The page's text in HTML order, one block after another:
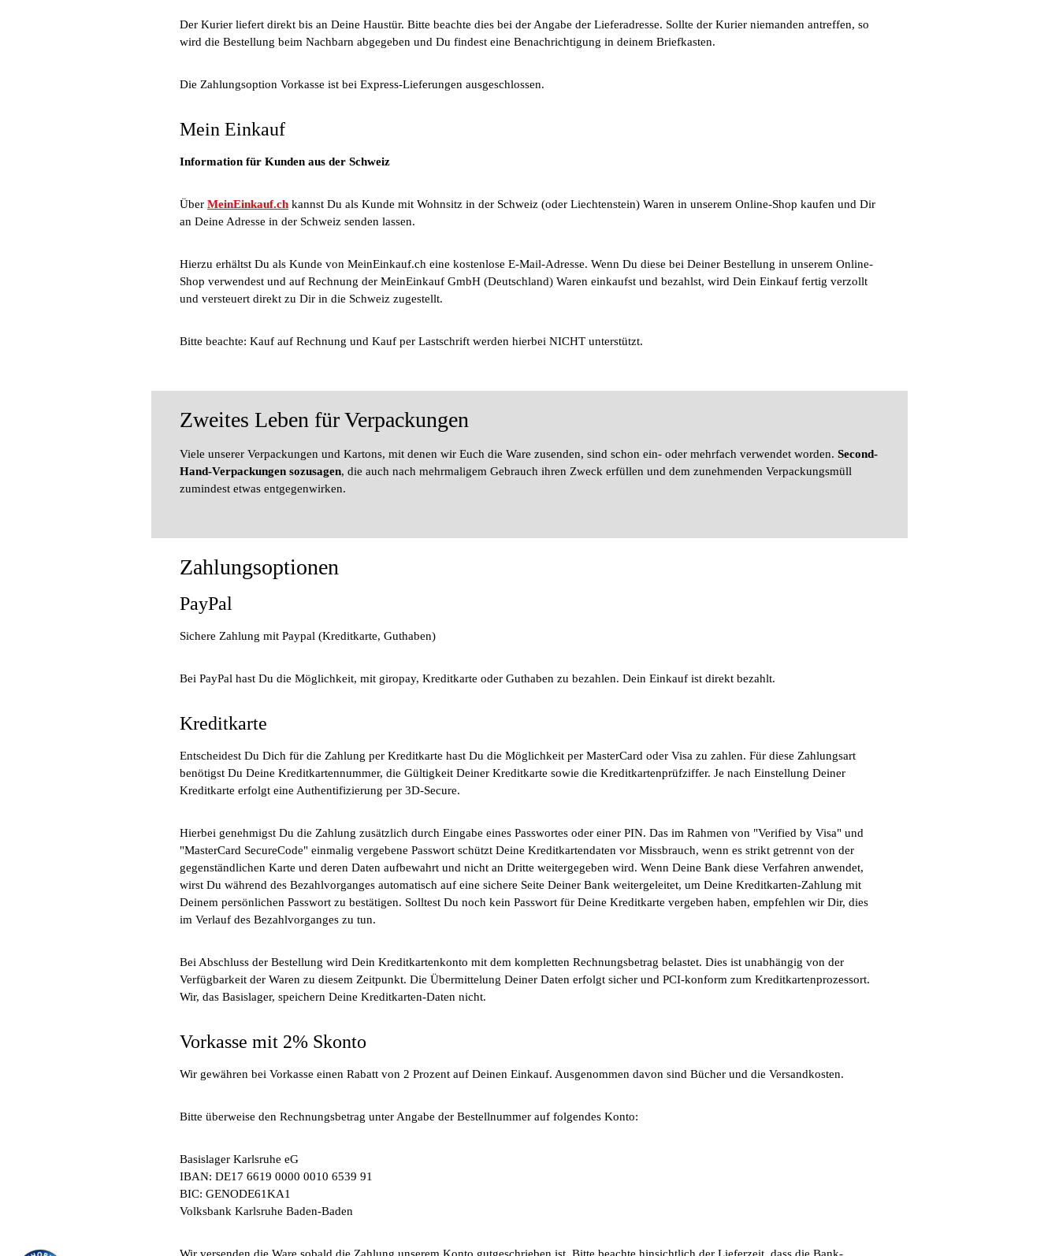
Der Kurier liefert direkt bis an Deine Haustür. Bitte beachte dies bei der Angabe der Lieferadresse. Sollte der Kurier niemanden antreffen, so
wird die Bestellung beim Nachbarn abgegeben und Du findest eine Benachrichtigung in deinem Briefkasten.
Die Zahlungsoption Vorkasse ist bei Express-Lieferungen ausgeschlossen.
Mein Einkauf
Information für Kunden aus der Schweiz
Über MeinEinkauf.ch kannst Du als Kunde mit Wohnsitz in der Schweiz (oder Liechtenstein) Waren in unserem Online-Shop kaufen und Dir
an Deine Adresse in der Schweiz senden lassen.
Hierzu erhältst Du als Kunde von MeinEinkauf.ch eine kostenlose E-Mail-Adresse. Wenn Du diese bei Deiner Bestellung in unserem Online-
Shop verwendest und auf Rechnung der MeinEinkauf GmbH (Deutschland) Waren einkaufst und bezahlst, wird Dein Einkauf fertig verzollt
und versteuert direkt zu Dir in die Schweiz zugestellt.
Bitte beachte: Kauf auf Rechnung und Kauf per Lastschrift werden hierbei NICHT unterstützt.
Zweites Leben für Verpackungen
Viele unserer Verpackungen und Kartons, mit denen wir Euch die Ware zusenden, sind schon ein- oder mehrfach verwendet worden. Second-
Hand-Verpackungen sozusagen, die auch nach mehrmaligem Gebrauch ihren Zweck erfüllen und dem zunehmenden Verpackungsmüll
zumindest etwas entgegenwirken.
Zahlungsoptionen
PayPal
Sichere Zahlung mit Paypal (Kreditkarte, Guthaben)
Bei PayPal hast Du die Möglichkeit, mit giropay, Kreditkarte oder Guthaben zu bezahlen. Dein Einkauf ist direkt bezahlt.
Kreditkarte
Entscheidest Du Dich für die Zahlung per Kreditkarte hast Du die Möglichkeit per MasterCard oder Visa zu zahlen. Für diese Zahlungsart
benötigst Du Deine Kreditkartennummer, die Gültigkeit Deiner Kreditkarte sowie die Kreditkartenprüfziffer. Je nach Einstellung Deiner
Kreditkarte erfolgt eine Authentifizierung per 3D-Secure.
Hierbei genehmigst Du die Zahlung zusätzlich durch Eingabe eines Passwortes oder einer PIN. Das im Rahmen von "Verified by Visa" und
"MasterCard SecureCode" einmalig vergebene Passwort schützt Deine Kreditkartendaten vor Missbrauch, wenn es strikt getrennt von der
gegenständlichen Karte und deren Daten aufbewahrt und nicht an Dritte weitergegeben wird. Wenn Deine Bank diese Verfahren anwendet,
wirst Du während des Bezahlvorganges automatisch auf eine sichere Seite Deiner Bank weitergeleitet, um Deine Kreditkarten-Zahlung mit
Deinem persönlichen Passwort zu bestätigen. Solltest Du noch kein Passwort für Deine Kreditkarte vergeben haben, empfehlen wir Dir, dies
im Verlauf des Bezahlvorganges zu tun.
Bei Abschluss der Bestellung wird Dein Kreditkartenkonto mit dem kompletten Rechnungsbetrag belastet. Dies ist unabhängig von der
Verfügbarkeit der Waren zu diesem Zeitpunkt. Die Übermittelung Deiner Daten erfolgt sicher und PCI-konform zum Kreditkartenprozessort.
Wir, das Basislager, speichern Deine Kreditkarten-Daten nicht.
Vorkasse mit 2% Skonto
Wir gewähren bei Vorkasse einen Rabatt von 2 Prozent auf Deinen Einkauf. Ausgenommen davon sind Bücher und die Versandkosten.
Bitte überweise den Rechnungsbetrag unter Angabe der Bestellnummer auf folgendes Konto:
Basislager Karlsruhe eG
IBAN: DE17 6619 0000 0010 6539 91
BIC: GENODE61KA1
Volksbank Karlsruhe Baden-Baden